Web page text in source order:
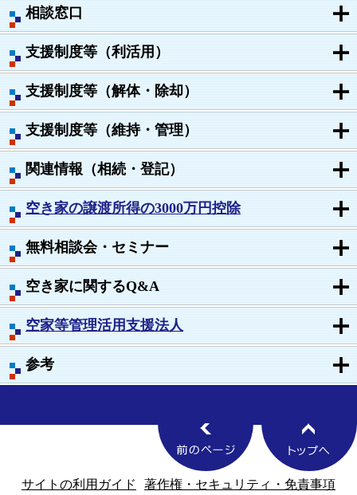
相談窓口
支援制度等（利活用）
支援制度等（解体・除却）
支援制度等（維持・管理）
関連情報（相続・登記）
空き家の譲渡所得の3000万円控除
無料相談会・セミナー
空き家に関するQ&A
空家等管理活用支援法人
参考
サイトの利用ガイド 著作権・セキュリティ・免責事項